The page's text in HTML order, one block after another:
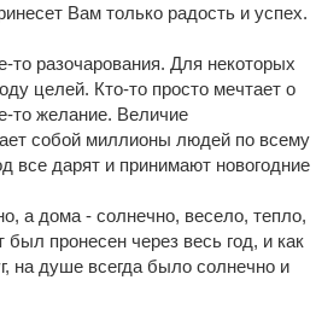
Вам только радость и успех.
разочарования. Для некоторых
целей. Кто-то просто мечтает о
то желание. Величие
собой миллионы людей по всему
дарят и принимают новогодние
а дома - солнечно, весело, тепло,
пронесен через весь год, и как
на душе всегда было солнечно и